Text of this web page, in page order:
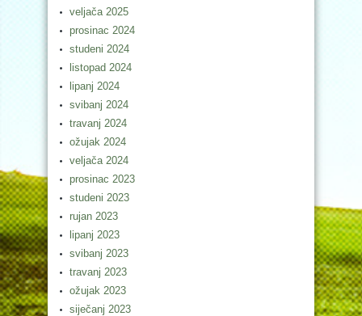
veljača 2025
prosinac 2024
studeni 2024
listopad 2024
lipanj 2024
svibanj 2024
travanj 2024
ožujak 2024
veljača 2024
prosinac 2023
studeni 2023
rujan 2023
lipanj 2023
svibanj 2023
travanj 2023
ožujak 2023
siječanj 2023